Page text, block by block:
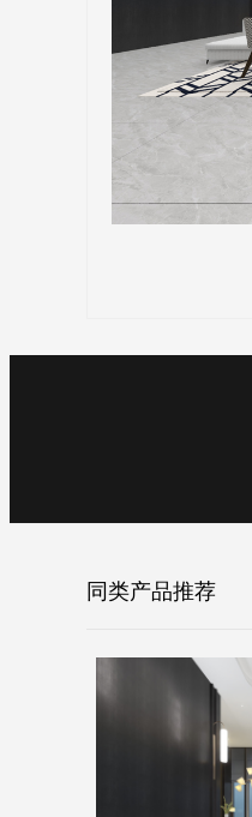
同类产品推荐